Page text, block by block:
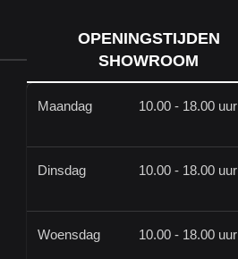
OPENINGSTIJDEN
SHOWROOM
Maandag 10.00 - 18.00 uur
Dinsdag 10.00 - 18.00 uur
Woensdag 10.00 - 18.00 uur